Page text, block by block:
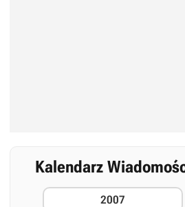
Kalendarz
2007